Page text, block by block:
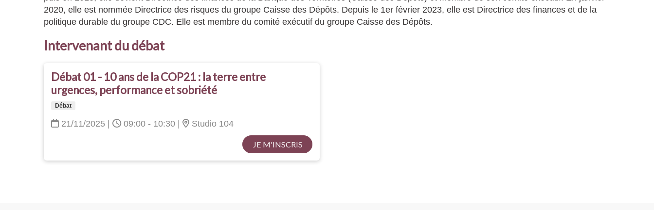
2020, elle est nommée Directrice des risques du groupe Caisse des Dépôts. Depuis le 1er février 2023, elle est Directrice des finances et de la
politique durable du groupe CDC. Elle est membre du comité exécutif du groupe Caisse des Dépôts.
Intervenant du débat
Débat 01 - 10 ans de la COP21 : la terre entre
urgences, performance et sobriété
Débat
21/11/2025 09:00 - 10:30 Studio 104
JE M'INSCRIS